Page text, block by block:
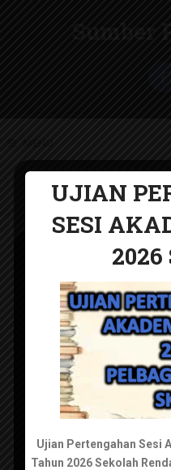
Sumber
UJIAN
SESI
UJIAN
SESI
2026
Ujian Pertengahan Sesi
Tahun 2026 Sekolah